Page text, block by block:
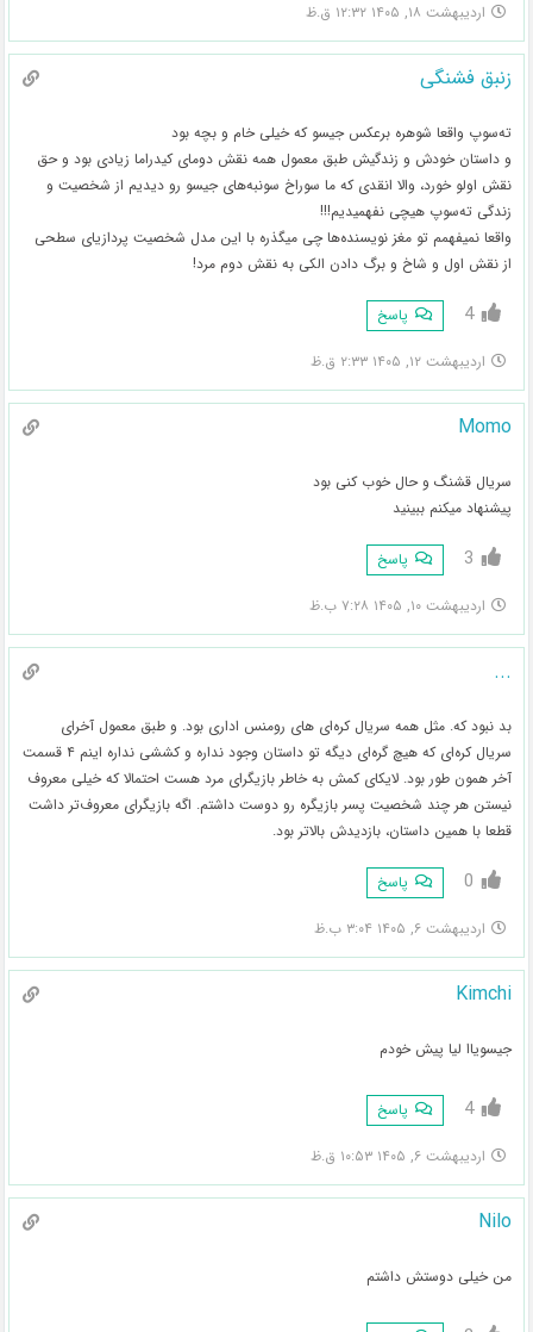
اردیبهشت ۱۸, ۱۴۰۵ ۱۲:۳۲ ق.ظ
زنبق فشنگی
ته‌سوپ واقعا شوهره برعکس جیسو که خیلی خام و بچه بود
و داستان خودش و زندگیش طبق معمول همه نقش دومای کیدراما زیادی بود و حق
نقش اولو خورد، والا انقدی که ما سوراخ سونبه‌های جیسو رو دیدیم از شخصیت و
زندگی ته‌سوپ هیچی نفهمیدیم!!!
واقعا نمیفهمم تو مغز نویسنده‌ها چی میگذره با این مدل شخصیت پردازیای سطحی
از نقش اول و شاخ و برگ دادن الکی به نقش دوم مرد!
4 پاسخ
اردیبهشت ۱۲, ۱۴۰۵ ۲:۳۳ ق.ظ
Momo
سریال قشنگ و حال خوب کنی بود
پیشنهاد میکنم ببینید
3 پاسخ
اردیبهشت ۱۰, ۱۴۰۵ ۷:۲۸ ب.ظ
...
بد نبود که. مثل همه سریال کره‌ای های رومنس اداری بود. و طبق معمول آخرای
سریال کره‌ای که هیچ گره‌ای دیگه تو داستان وجود نداره و کششی نداره اینم ۴ قسمت
آخر همون طور بود. لایکای کمش به خاطر بازیگرای مرد هست احتمالا که خیلی معروف
نیستن هر چند شخصیت پسر بازیگره رو دوست داشتم. اگه بازیگرای معروف‌تر داشت
قطعا با همین داستان، بازدیدش بالاتر بود.
0 پاسخ
اردیبهشت ۶, ۱۴۰۵ ۳:۰۴ ب.ظ
Kimchi
جیسویاا لیا پیش خودم
4 پاسخ
اردیبهشت ۶, ۱۴۰۵ ۱۰:۵۳ ق.ظ
Nilo
من خیلی دوستش داشتم